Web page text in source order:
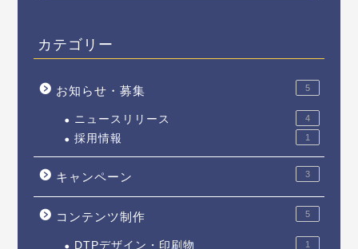
カテゴリー
お知らせ・募集 5
ニュースリリース 4
採用情報 1
キャンペーン 3
コンテンツ制作 5
DTPデザイン・印刷物 1